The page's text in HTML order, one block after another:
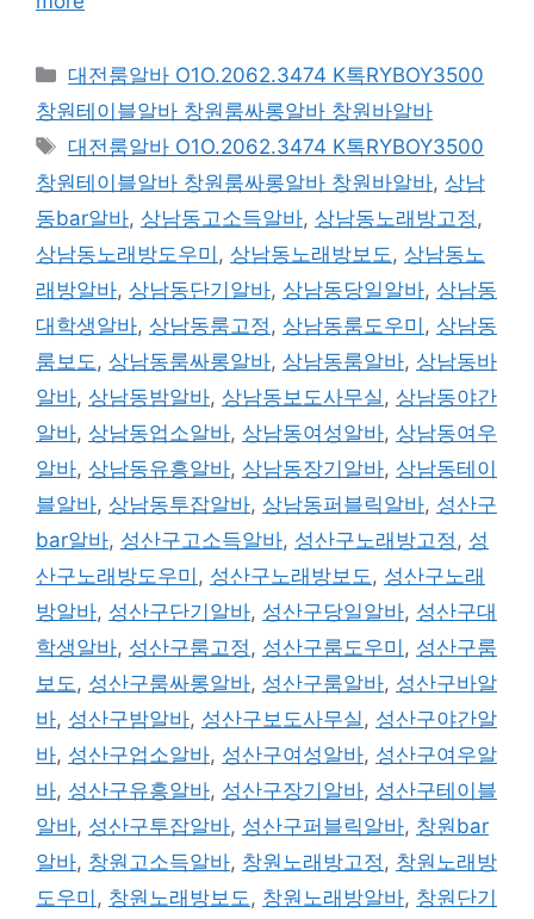
카
테
리
대전룸알바 O1O.2062.3474 K톡RYBOY3500
창원테이블알바 창원룸싸롱알바 창원바알바
태
그
대전룸알바 O1O.2062.3474 K톡RYBOY3500
창원테이블알바 창원룸싸롱알바 창원바알바, 상남
동bar알바, 상남동고소득알바, 상남동노래방고정 ,
상남동노래방도우미 , 상남동노래방보도 , 상남동노
래방알바, 상남동단기알바, 상남동당일알바, 상남동
대학생알바, 상남동룸고정 , 상남동룸도우미 , 상남동
룸보도 , 상남동룸싸롱알바, 상남동룸알바, 상남동바
알바, 상남동밤알바, 상남동보도사무실 , 상남동야간
알바, 상남동업소알바, 상남동여성알바, 상남동여우
알바, 상남동유흥알바, 상남동장기알바, 상남동테이
블알바, 상남동투잡알바, 상남동퍼블릭알바, 성산구
bar알바, 성산구고소득알바, 성산구노래방고정 , 성
산구노래방도우미 , 성산구노래방보도 , 성산구노래
방알바, 성산구단기알바, 성산구당일알바, 성산구대
학생알바, 성산구룸고정 , 성산구룸도우미 , 성산구룸
보도 , 성산구룸싸롱알바, 성산구룸알바, 성산구바알
바, 성산구밤알바, 성산구보도사무실 , 성산구야간알
바, 성산구업소알바, 성산구여성알바, 성산구여우알
바, 성산구유흥알바, 성산구장기알바, 성산구테이블
알바, 성산구투잡알바, 성산구퍼블릭알바, 창원bar
알바, 창원고소득알바, 창원노래방고정 , 창원노래방
도우미 , 창원노래방보도 , 창원노래방알바, 창원단기